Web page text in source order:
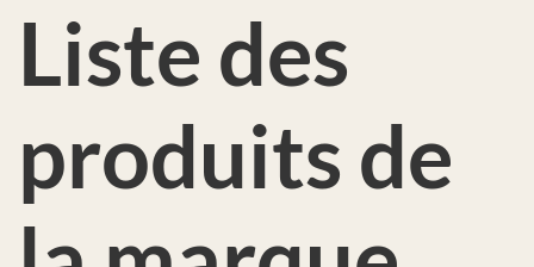
Liste des
produits de